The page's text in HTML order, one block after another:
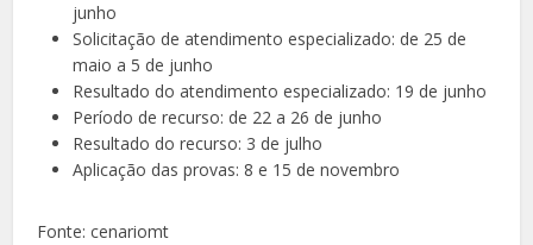
junho
Solicitação de atendimento especializado: de 25 de
maio a 5 de junho
Resultado do atendimento especializado: 19 de junho
Período de recurso: de 22 a 26 de junho
Resultado do recurso: 3 de julho
Aplicação das provas: 8 e 15 de novembro
Fonte: cenariomt